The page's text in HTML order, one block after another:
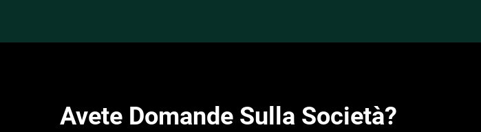
Avete Domande Sulla Società?